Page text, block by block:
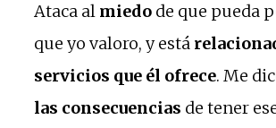
Ataca al miedo de que pueda
que yo valoro, y está
servicios que él ofrece. Me
las consecuencias de tener